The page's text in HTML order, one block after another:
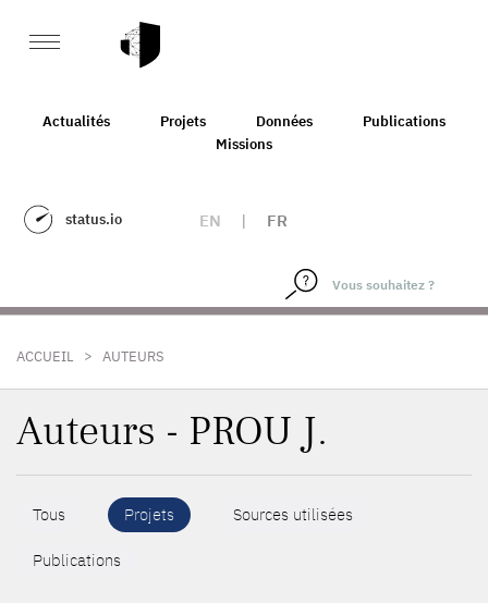
Actualités Projets Données
Publications
Missions
status.io EN | FR
ACCUEIL > AUTEURS
Auteurs - PROU J.
Tous Projets Sources utilisées
Publications